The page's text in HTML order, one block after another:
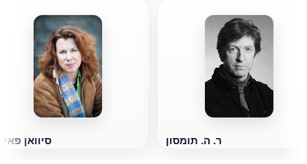
סיוואן ר. ה. תומסון